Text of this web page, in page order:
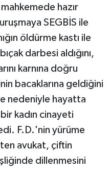
hazır
SEGBİS ile
öldürme kastı ile
darbesi aldığını,
karnına doğru
bacaklarına geldiğini
nedeniyle hayatta
bir kadın cinayeti
F.D.'nin yürüme
avukat, çiftin
dillenmesini